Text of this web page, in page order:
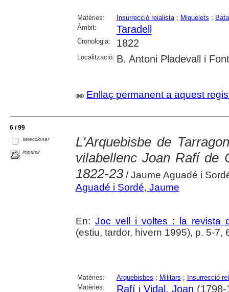
Matèries: Insurrecció reialista; Miquelets ;
Àmbit:
Taradell
Cronologia: 1822
Localització: B. Antoni Pladevall i
Enllaç permanent a aquest
6 / 99
seleccionar
imprimir
L'Arquebisbe de
vilabellenc Joan Rafí de
1822-23/ Jaume Aguadé i
Aguadé i Sordé, Jaume
En: Joc vell i voltes : la revista
(estiu, tardor, hivern 1995), p. 5-7,
Matèries: Arquebisbes ; Militars ; Insurrecció
Matèries:
Rafí i Vidal, Joan